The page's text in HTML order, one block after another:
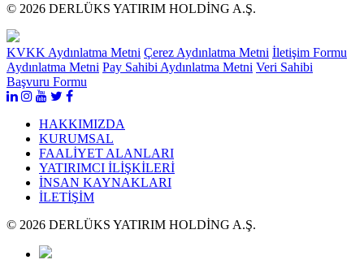
© 2026 DERLÜKS YATIRIM HOLDİNG A.Ş.
KVKK Aydınlatma Metni Çerez Aydınlatma Metni İletişim Formu
Aydınlatma Metni Pay Sahibi Aydınlatma Metni Veri Sahibi
Başvuru Formu
HAKKIMIZDA
KURUMSAL
FAALİYET ALANLARI
YATIRIMCI İLİŞKİLERİ
İNSAN KAYNAKLARI
İLETİŞİM
© 2026 DERLÜKS YATIRIM HOLDİNG A.Ş.